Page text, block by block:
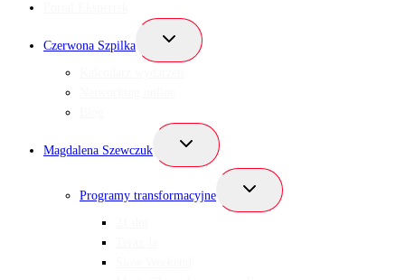
Czerwona Szpilka
Przełącz
podrzędne
Magdalena Szewczuk
Przełącz
podrzędne
Programy transformacyjne
Przełącz
podrzędne